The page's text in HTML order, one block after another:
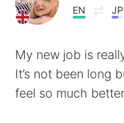
EN JP
My new job is
It’s not been long
feel so much